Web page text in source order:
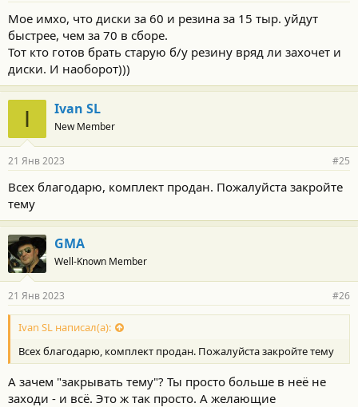
Мое имхо, что диски за 60 и резина за 15 тыр. уйдут
быстрее, чем за 70 в сборе.
Тот кто готов брать старую б/у резину вряд ли захочет и
диски. И наоборот)))
I Ivan SL
New Member
21 Янв 2023 #25
Всех благодарю, комплект продан. Пожалуйста закройте
тему
GMA
Well-Known Member
21 Янв 2023 #26
Ivan SL написал(а):
Всех благодарю, комплект продан. Пожалуйста закройте тему
А зачем "закрывать тему"? Ты просто больше в неё не
заходи - и всё. Это ж так просто. А желающие